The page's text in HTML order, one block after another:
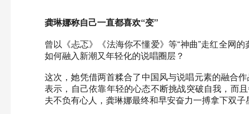
龚琳娜称自己一直都喜欢“变”
曾以《忐忑》《法海你不懂爱》等“神曲”走红全网
如何融入新潮又年轻化的说唱圈层？
这次，她凭借两首糅合了中国风与说唱元素的融合
表示，自己依靠年轻的心态不断挑战突破自我，而
夫不负有心人，龚琳娜最终和早安奋力一搏拿下双子